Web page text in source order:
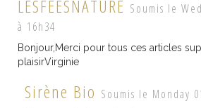
LESFEESNATURE Soumis le
à 16h34
Bonjour,Merci pour tous ces articles
plaisirVirginie
Sirène Bio Soumis le Monday